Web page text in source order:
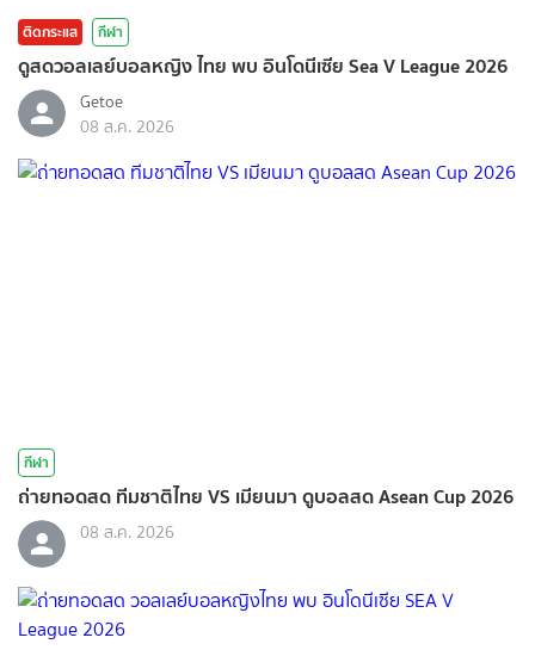
ติดกระแส กีฬา
ดูสดวอลเลย์บอลหญิง ไทย พบ อินโดนีเซีย Sea V League 2026
Getoe
08 ส.ค. 2026
กีฬา
ถ่ายทอดสด ทีมชาติไทย VS เมียนมา ดูบอลสด Asean Cup 2026
08 ส.ค. 2026